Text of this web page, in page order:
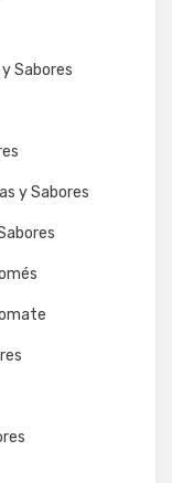
Sabores
y Sabores